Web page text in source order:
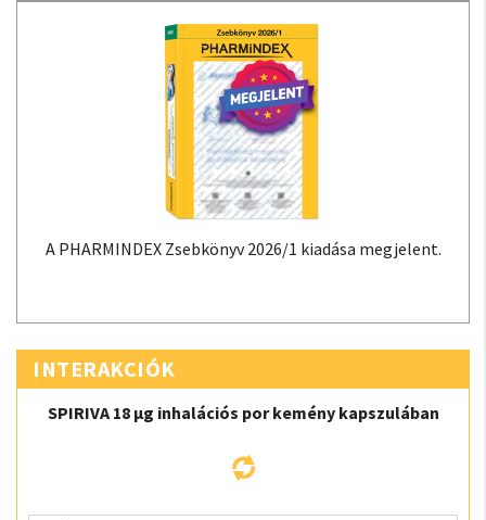
A PHARMINDEX Zsebkönyv 2026/1 kiadása megjelent.
INTERAKCIÓK
SPIRIVA 18 µg inhalációs por kemény kapszulában